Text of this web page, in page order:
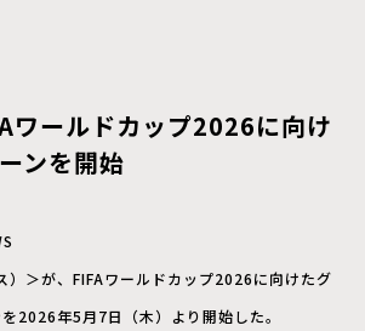
ールドカップ2026に向け
ンを開始
＞が、FIFAワールドカップ2026に向けたグ
2026年5月7日（木）より開始した。